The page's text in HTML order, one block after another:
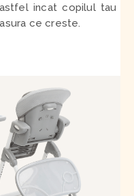
incat copilul tau sa
ce creste.